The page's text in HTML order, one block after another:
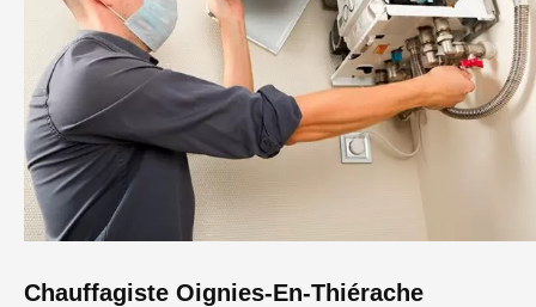
Chauffagiste Oignies-En-Thiérache